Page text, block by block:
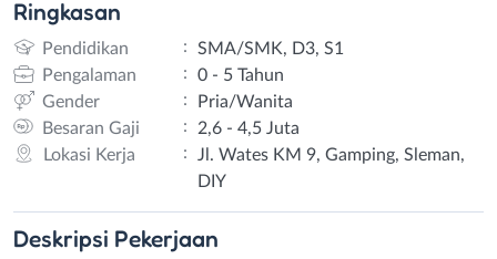
Ringkasan
Pendidikan :
SMA/SMK, D3, S1
Pengalaman
:
0 - 5 Tahun
Gender
:
Pria/Wanita
Besaran Gaji
:
2,6 - 4,5 Juta
Lokasi Kerja
:
Jl. Wates KM 9, Gamping, Sleman,
DIY
Deskripsi Pekerjaan